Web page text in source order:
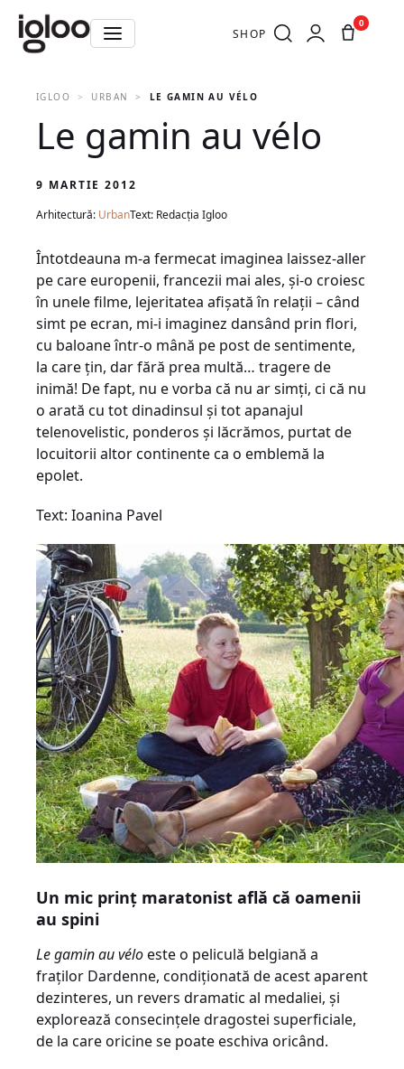
SHOP
0
IGLOO URBAN LE GAMIN AU VÉLO
Le gamin au vélo
9 MARTIE 2012
Arhitectură: UrbanText: Redacția Igloo
Întotdeauna m-a fermecat imaginea laissez-aller
pe care europenii, francezii mai ales, şi-o croiesc
în unele filme, lejeritatea afişată în relaţii – când
simt pe ecran, mi-i imaginez dansând prin flori,
cu baloane într-o mână pe post de sentimente,
la care ţin, dar fără prea multă… tragere de
inimă! De fapt, nu e vorba că nu ar simţi, ci că nu
o arată cu tot dinadinsul şi tot apanajul
telenovelistic, ponderos şi lăcrămos, purtat de
locuitorii altor continente ca o emblemă la
epolet.
Text: Ioanina Pavel
Un mic prinţ maratonist află că oamenii
au spini
Le gamin au véloeste o peliculă belgiană a
fraţilor Dardenne, condiţionată de acest aparent
dezinteres, un revers dramatic al medaliei, şi
explorează consecinţele dragostei superficiale,
de la care oricine se poate eschiva oricând.